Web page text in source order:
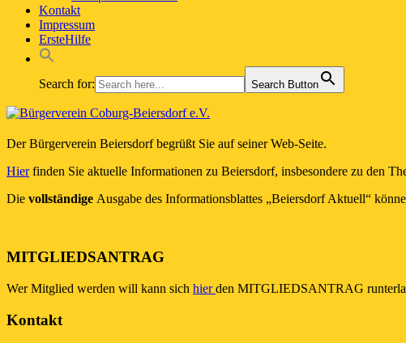
Kontakt
Impressum
ErsteHilfe
Search for: Search Button
Der Bürgerverein Beiersdorf begrüßt Sie auf seiner Web-Seite.
Hierfinden Sie aktuelle Informationen zu Beiersdorf, insbesondere zu den
Die vollständige Ausgabe des Informationsblattes „Beiersdorf Aktuell“
MITGLIEDSANTRAG
Wer Mitglied werden will kann sich hierden MITGLIEDSANTRAG
Kontakt